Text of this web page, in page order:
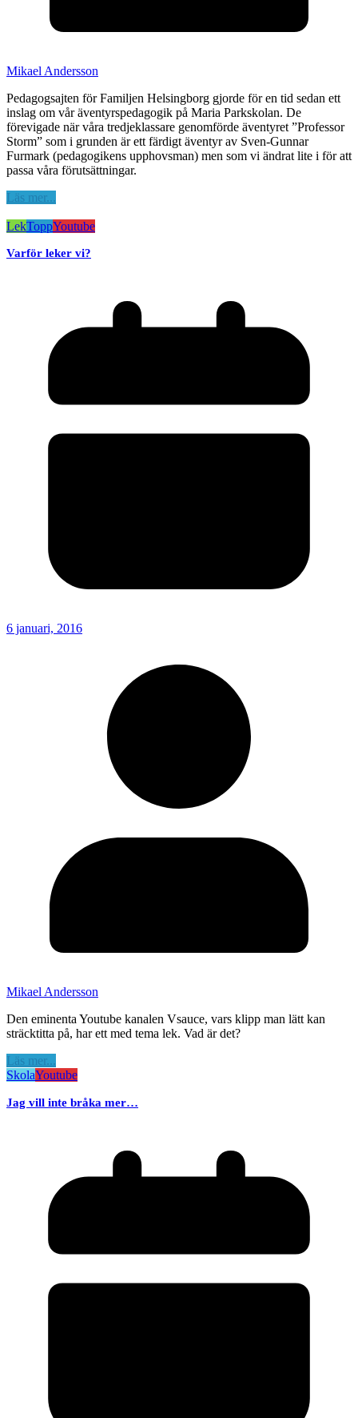
Mikael Andersson
Pedagogsajten för Familjen Helsingborg gjorde för en tid sedan ett
inslag om vår äventyrspedagogik på Maria Parkskolan. De
förevigade när våra tredjeklassare genomförde äventyret ”Professor
Storm” som i grunden är ett färdigt äventyr av Sven-Gunnar
Furmark (pedagogikens upphovsman) men som vi ändrat lite i för att
passa våra förutsättningar.
Läs mer...
LekToppYoutube
Varför leker vi?
6 januari, 2016
Mikael Andersson
Den eminenta Youtube kanalen Vsauce, vars klipp man lätt kan
sträcktitta på, har ett med tema lek. Vad är det?
Läs mer...
SkolaYoutube
Jag vill inte bråka mer…